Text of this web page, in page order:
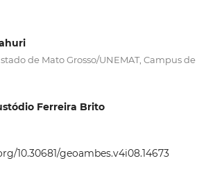
de Mato Grosso/UNEMAT, Campus de
Ferreira Brito
10.30681/geoambes.v4i08.14673